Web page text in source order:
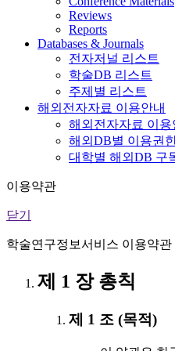
Reviews
Reports
Databases & Journals
전자저널 리스트
학술DB 리스트
주제별 리스트
해외전자자료 이용안내
해외전자자료 이용
해외DB별 이용권
대학별 해외DB 구
이용약관
닫기
학술연구정보서비스 이용약관
제 1 장 총칙
제 1 조 (목적)